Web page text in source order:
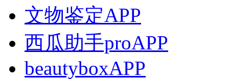
文物鉴定APP
西瓜助手proAPP
beautyboxAPP